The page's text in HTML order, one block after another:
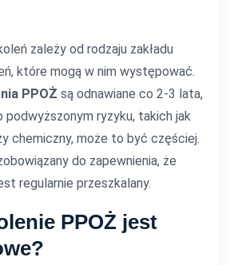
zależy od rodzaju zakładu
które mogą w nim występować.
PPOŻ są odnawiane co 2-3 lata,
podwyższonym ryzyku, takich jak
chemiczny, może to być częściej.
do zapewnienia, że
regularnie przeszkalany.
PPOŻ jest